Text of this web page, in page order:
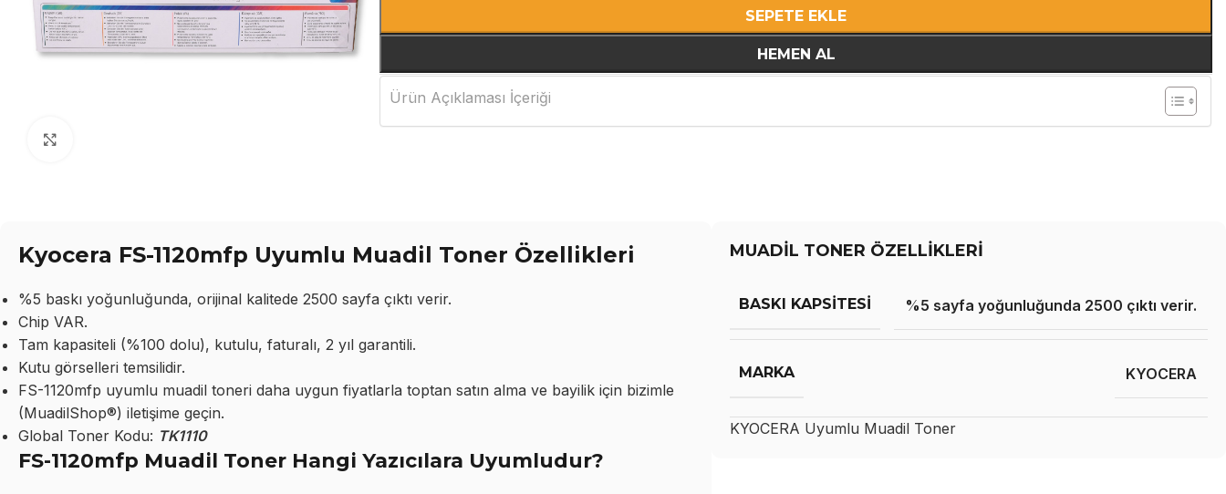
SEPETE EKLE
HEMEN AL
Ürün Açıklaması İçeriği
Kyocera FS-1120mfp Uyumlu Muadil Toner Özellikleri
%5 baskı yoğunluğunda, orijinal kalitede 2500 sayfa çıktı verir.
Chip VAR.
Tam kapasiteli (%100 dolu), kutulu, faturalı, 2 yıl garantili.
Kutu görselleri temsilidir.
FS-1120mfp uyumlu muadil toneri daha uygun fiyatlarla toptan satın alma ve bayilik için bizimle
(MuadilShop®) iletişime geçin.
Global Toner Kodu: TK1110
FS-1120mfp Muadil Toner Hangi Yazıcılara Uyumludur?
MUADİL TONER ÖZELLİKLERİ
BASKI KAPSITESI %5 sayfa yoğunluğunda 2500 çıktı verir.
MARKA KYOCERA
KYOCERA Uyumlu Muadil Toner